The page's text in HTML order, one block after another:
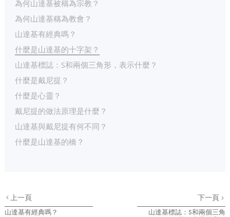
為何山達基被稱為宗教？
為何山達基稱為教會？
山達基有經典嗎？
什麼是山達基的十字架？
山達基標誌：S和兩個三角形，表示什麼？
什麼是戴尼提？
什麼是心靈？
戴尼提的做法原理是什麼？
山達基與戴尼提有何不同？
什麼是山達基的橋？
上一頁
山達基有經典嗎？
下一頁
山達基標誌：S和兩個三角